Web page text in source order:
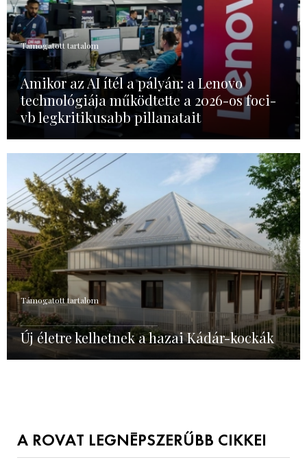
Támogatott tartalom
Amikor az AI ítél a pályán: a Lenovo
technológiája működtette a 2026-os foci-
vb legkritikusabb pillanatait
Támogatott tartalom
Új életre kelhetnek a hazai Kádár-kockák
A ROVAT LEGNÉPSZERŰBB CIKKEI